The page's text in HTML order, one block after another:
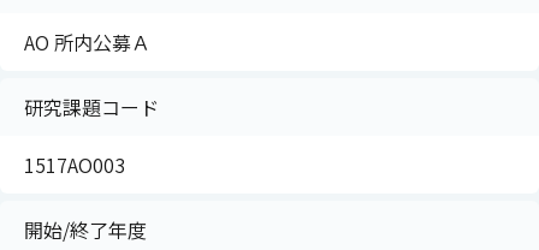
AO 所内公募Ａ
研究課題コード
1517AO003
開始/終了年度